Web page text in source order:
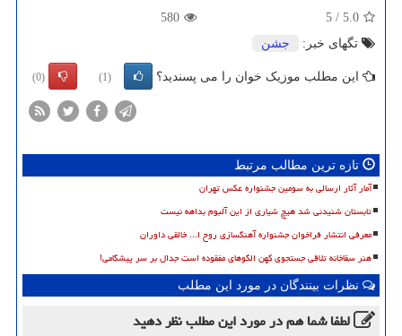
5.0
/
5
580
تگهای خبر:
جشن
این مطلب موزیک خوان را می پسندید؟ (1)
(0)
تازه ترین مطالب مرتبط
آمار آثار ارسالی به سومین جشنواره عکس تهران
تابستان شنیدنی شد هیچ شیاری از این آلبوم بداهه نیست
معرفی انتشار فراخوان جشنواره آهنگسازی روح ا... خالقی داوران
هنر سقاخانه تلاقی جستجوی کهن الگوهای مفقوده است جدال بر سر پیشگامی!
نظرات بینندگان در مورد این مطلب
لطفا شما همدر مورد این مطلبنظر دهید